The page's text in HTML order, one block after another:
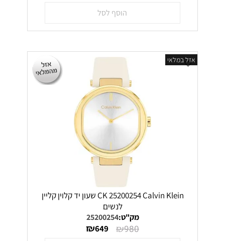
הוסף לסל
אזל במלאי
CK 25200254 Calvin Klein שעון יד קלוין קליין
לנשים
מק"ט:25200254
₪980
₪649